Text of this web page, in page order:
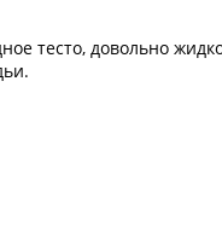
тесто, довольно